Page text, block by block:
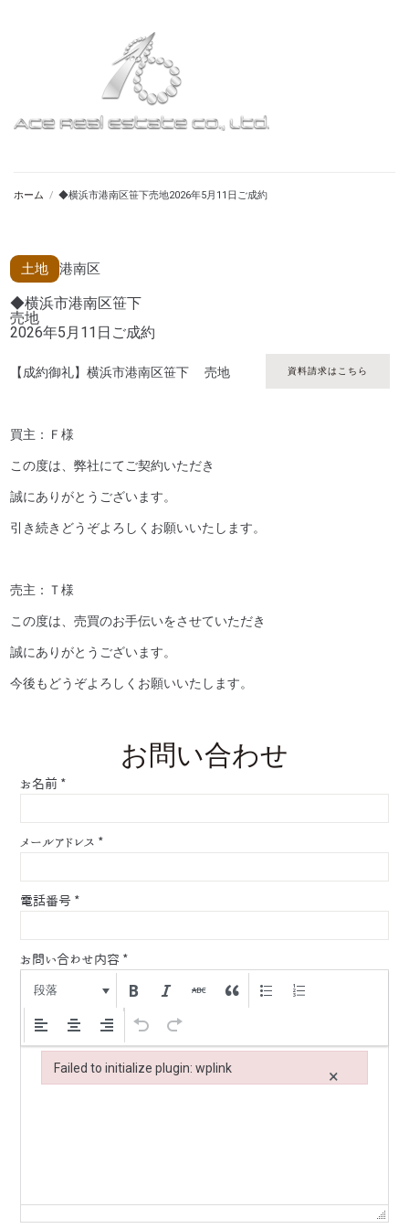
ホーム / ◆横浜市港南区笹下売地2026年5月11日ご成約
土地 港南区
◆横浜市港南区笹下
売地
2026年5月11日ご成約
【成約御礼】横浜市港南区笹下 売地
買主：Ｆ様
この度は、弊社にてご契約いただき
誠にありがとうございます。
引き続きどうぞよろしくお願いいたします。
売主：Ｔ様
この度は、売買のお手伝いをさせていただき
誠にありがとうございます。
今後もどうぞよろしくお願いいたします。
資料請求はこちら
お問い合わせ
お名前 *
メールアドレス *
電話番号 *
お問い合わせ内容 *
段落
Failed to initialize plugin: wplink ×
Failed to initialize plugin: wplink